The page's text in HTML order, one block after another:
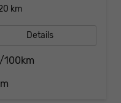
km
Details
100km